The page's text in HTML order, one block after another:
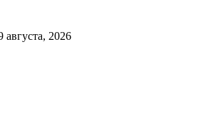
августа, 2026